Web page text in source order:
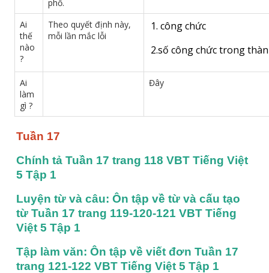
phố.
Ai
thế
nào
?
Theo quyết định này,
mỗi lần mắc lỗi
1. công chức
2.số công chức trong
Ai
làm
gì ?
Đây
Tuần 17
Chính tả Tuần 17 trang 118 VBT Tiếng Việt
5 Tập 1
Luyện từ và câu: Ôn tập về từ và cấu tạo
từ Tuần 17 trang 119-120-121 VBT Tiếng
Việt 5 Tập 1
Tập làm văn: Ôn tập về viết đơn Tuần 17
trang 121-122 VBT Tiếng Việt 5 Tập 1